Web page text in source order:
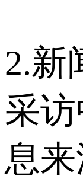
2.新
采
息